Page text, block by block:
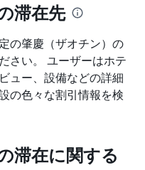
滞在先
の肇慶（ザオチン）​の
さい。 ユーザーはホテ
ュー、設備などの詳細
の色々な割引情報を検
滞在に関する